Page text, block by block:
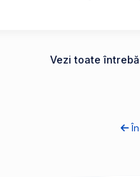
Vezi toate